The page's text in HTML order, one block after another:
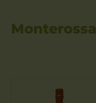
Monterossa